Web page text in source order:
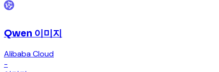
Qwen 이미지
Alibaba Cloud
-